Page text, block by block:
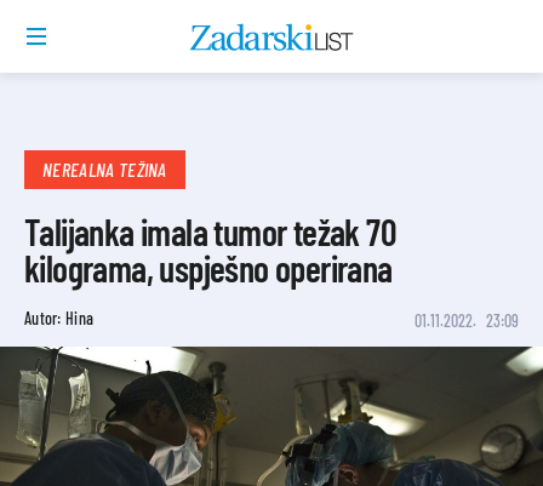
NEREALNA TEŽINA
Talijanka imala tumor težak 70
kilograma, uspješno operirana
Autor: Hina 01.11.2022. 23:09